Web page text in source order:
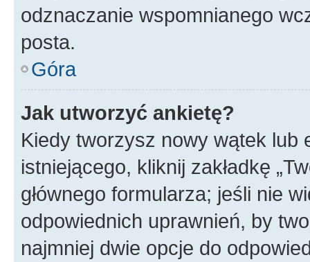
odznaczanie wspomnianego
posta.
Góra
Jak utworzyć ankietę?
Kiedy tworzysz nowy wątek lub
istniejącego, kliknij zakładkę
głównego formularza; jeśli nie
odpowiednich uprawnień, by
najmniej dwie opcje do